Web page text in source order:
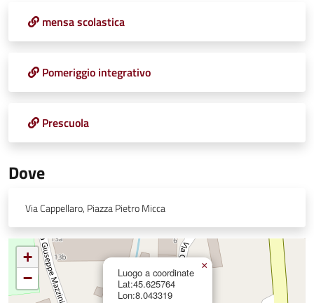
mensa scolastica
Pomeriggio integrativo
Prescuola
Dove
Via Cappellaro, Piazza Pietro Micca
Luogo a coordinate
Lat:45.625764
Lon:8.043319
×
+
−